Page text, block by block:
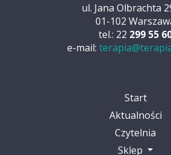
ul. Jana Olbrachta
01-102
tel.: 22 299 55
e-mail:
Start
Aktualności
Czytelnia
Sklep